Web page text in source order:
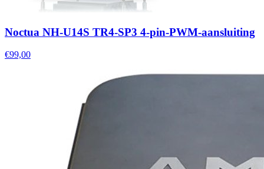
Noctua NH-U14S TR4-SP3 4-pin-PWM-aansluiting
€99,00